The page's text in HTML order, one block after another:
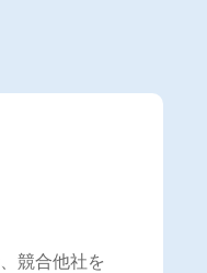
競合他社を